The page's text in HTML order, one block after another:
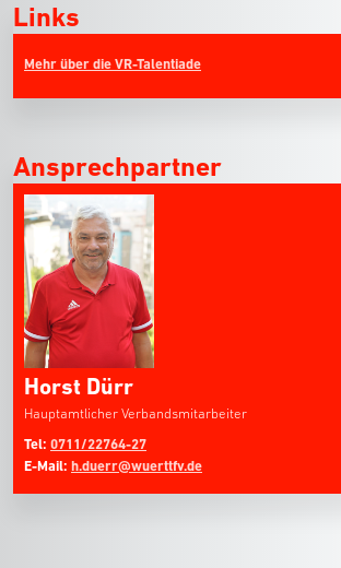
Links
Mehr über die VR-Talentiade
Ansprechpartner
Horst Dürr
Hauptamtlicher Verbandsmitarbeiter
Tel: 0711/22764-27
E-Mail: h.duerr@wuerttfv.de